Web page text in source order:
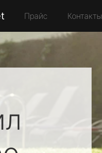
Прайс Контакты